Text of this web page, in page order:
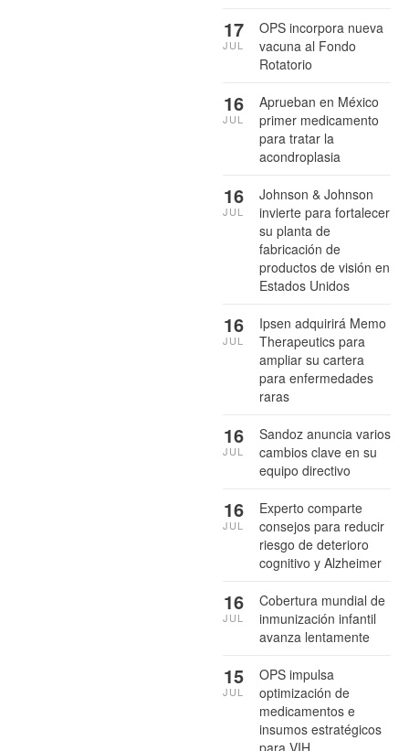
OPS incorpora nueva
vacuna al Fondo
Rotatorio
17
JUL
Aprueban en México
primer medicamento
para tratar la
acondroplasia
16
JUL
Johnson & Johnson
invierte para fortalecer
su planta de
fabricación de
productos de visión en
Estados Unidos
16
JUL
Ipsen adquirirá Memo
Therapeutics para
ampliar su cartera
para enfermedades
raras
16
JUL
Sandoz anuncia varios
cambios clave en su
equipo directivo
16
JUL
Experto comparte
consejos para reducir
riesgo de deterioro
cognitivo y Alzheimer
16
JUL
Cobertura mundial de
inmunización infantil
avanza lentamente
16
JUL
OPS impulsa
optimización de
medicamentos e
insumos estratégicos
para VIH
15
JUL